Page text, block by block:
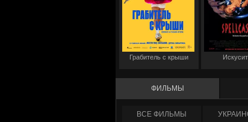
Грабитель с крыши
ФИЛЬМЫ
ФИЛЬМЫ